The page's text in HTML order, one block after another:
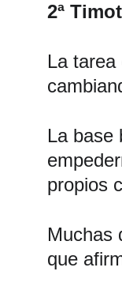
2ª
La
La base
propios
Muchas
que